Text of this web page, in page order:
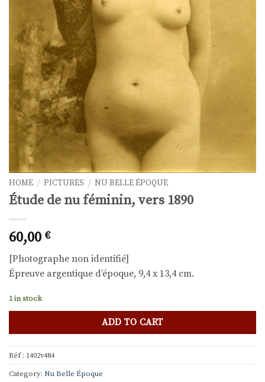
HOME / PICTURES / NU BELLE ÉPOQUE
Étude de nu féminin, vers 1890
60,00 €
[Photographe non identifié]
Épreuve argentique d’époque, 9,4 x 13,4 cm.
1 in stock
ADD TO CART
Réf : 1402v484
Category: Nu Belle Époque